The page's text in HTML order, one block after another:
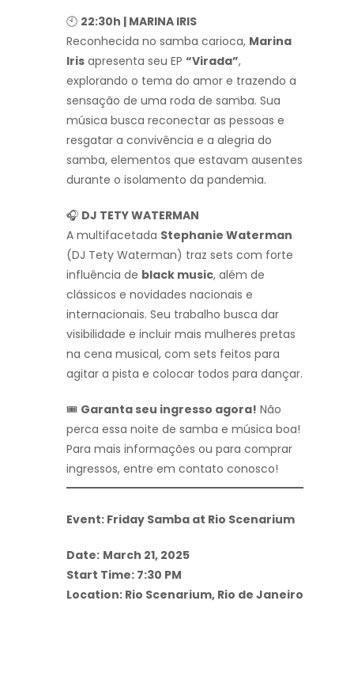
🕙 22:30h | MARINA IRIS
Reconhecida no samba carioca, Marina
Iris apresenta seu EP “Virada”,
explorando o tema do amor e trazendo a
sensação de uma roda de samba. Sua
música busca reconectar as pessoas e
resgatar a convivência e a alegria do
samba, elementos que estavam ausentes
durante o isolamento da pandemia.
🎧 DJ TETY WATERMAN
A multifacetada Stephanie Waterman
(DJ Tety Waterman) traz sets com forte
influência de black music, além de
clássicos e novidades nacionais e
internacionais. Seu trabalho busca dar
visibilidade e incluir mais mulheres pretas
na cena musical, com sets feitos para
agitar a pista e colocar todos para dançar.
🎟 Garanta seu ingresso agora! Não
perca essa noite de samba e música boa!
Para mais informações ou para comprar
ingressos, entre em contato conosco!
Event: Friday Samba at Rio Scenarium
Date: March 21, 2025
Start Time: 7:30 PM
Location: Rio Scenarium, Rio de Janeiro